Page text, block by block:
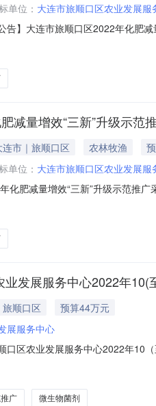
单位： 大连市旅顺口区农业发展服
告】大连市旅顺口区2022年化肥
一、项目基本情况项目编号：
减量增效“三新”升级示范
市｜旅顺口区 农林牧渔
单位： 大连市旅顺口区农业发展服
化肥减量增效“三新”升级示范推
时间）前递交投标文件。一、项
发展服务中心2022年10(
顺口区
预算44万元
展服务中心
口区农业发展服务中心2022年
称采购需求概况预算金额（万元
广 微生物菌剂